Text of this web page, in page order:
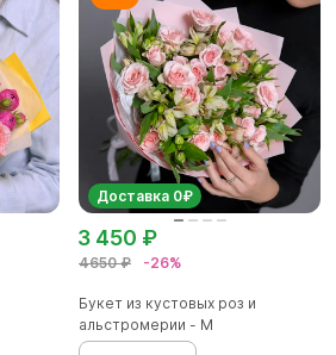
Доставка 0₽
4650 ₽ -26%
3 450 ₽
Букет из кустовых роз и
альстромерии - М